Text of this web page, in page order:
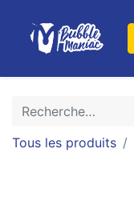
Tous les produits